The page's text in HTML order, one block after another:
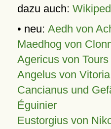
dazu auch:
• neu: Aedh von
Maedhog von
Agericus von Tours
Angelus von Vitoria
Cancianus und
Éguinier
Eustorgius von